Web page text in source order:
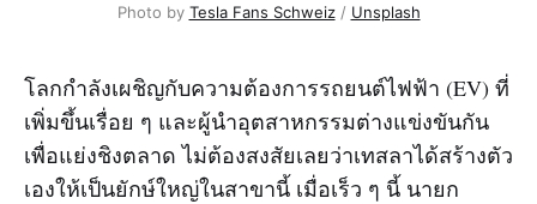
Photo by Tesla Fans Schweiz/ Unsplash
โลกกำลังเผชิญกับความต้องการรถยนต์ไฟฟ้า (EV) ที่
เพิ่มขึ้นเรื่อย ๆ และผู้นำอุตสาหกรรมต่างแข่งขันกัน
เพื่อแย่งชิงตลาด ไม่ต้องสงสัยเลยว่าเทสลาได้สร้างตัว
เองให้เป็นยักษ์ใหญ่ในสาขานี้ เมื่อเร็ว ๆ นี้ นายก